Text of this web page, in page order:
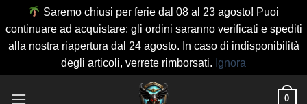
Saremo chiusi per ferie dal 08 al 23 agosto! Puoi
continuare ad acquistare: gli ordini saranno verificati e spediti
alla nostra riapertura dal 24 agosto. In caso di indisponibilità
degli articoli, verrete rimborsati. Ignora
0